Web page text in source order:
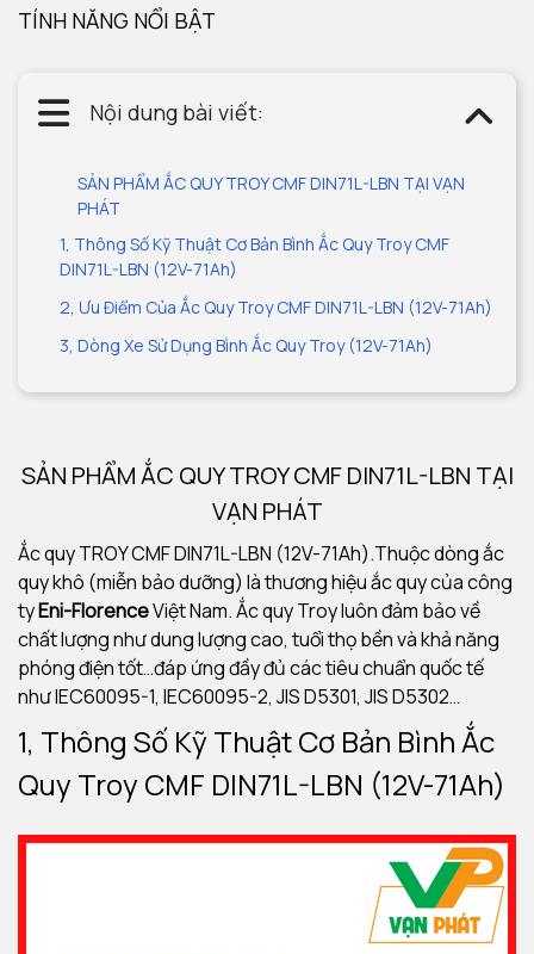
TÍNH NĂNG NỔI BẬT
Nội dung bài viết:
SẢN PHẨM ẮC QUY TROY CMF DIN71L-LBN TẠI VẠN
PHÁT
1, Thông Số Kỹ Thuật Cơ Bản Bình Ắc Quy Troy CMF
DIN71L-LBN (12V-71Ah)
2, Ưu Điểm Của Ắc Quy Troy CMF DIN71L-LBN (12V-71Ah)
3, Dòng Xe Sử Dụng Bình Ắc Quy Troy (12V-71Ah)
SẢN PHẨM ẮC QUY TROY CMF DIN71L-LBN TẠI
VẠN PHÁT
Ắc quy TROY CMF DIN71L-LBN (12V-71Ah).Thuộc dòng ắc
quy khô (miễn bảo dưỡng) là thương hiệu ắc quy của công
tyEni-FlorenceViệt Nam. Ắc quy Troy luôn đảm bảo về
chất lượng như dung lượng cao, tuổi thọ bền và khả năng
phóng điện tốt…đáp ứng đầy đủ các tiêu chuẩn quốc tế
như IEC60095-1, IEC60095-2, JIS D5301, JIS D5302…
1, Thông Số Kỹ Thuật Cơ Bản Bình Ắc
Quy Troy CMF DIN71L-LBN (12V-71Ah)